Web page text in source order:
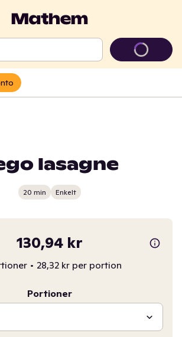
lasagne
20 min Enkelt
130,94 kr
• 28,32 kr per portion
Portioner